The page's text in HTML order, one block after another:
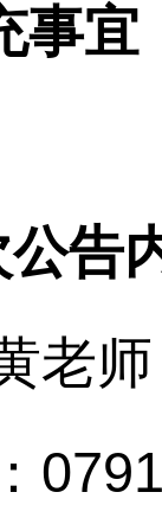
事宜
公告
老